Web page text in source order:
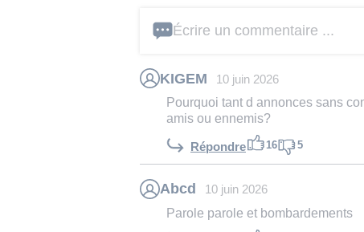
Écrire un commentaire ...
KIGEM 10 juin 2026
Pourquoi tant d annonces sans
amis ou ennemis?
Répondre 16 5
Abcd 10 juin 2026
Parole parole et bombardements